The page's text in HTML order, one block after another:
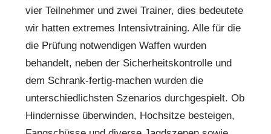
vier Teilnehmer und zwei Trainer, dies bedeutete
wir hatten extremes Intensivtraining. Alle für die
die Prüfung notwendigen Waffen wurden
behandelt, neben der Sicherheitskontrolle und
dem Schrank-fertig-machen wurden die
unterschiedlichsten Szenarios durchgespielt. Ob
Hindernisse überwinden, Hochsitze besteigen,